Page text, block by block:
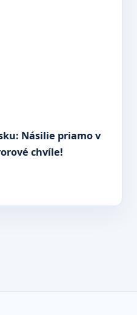
Násilie priamo v
chvíle!